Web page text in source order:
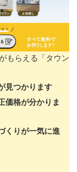
もらえる「タウン
見つかります
価格が分かりま
くりが一気に進